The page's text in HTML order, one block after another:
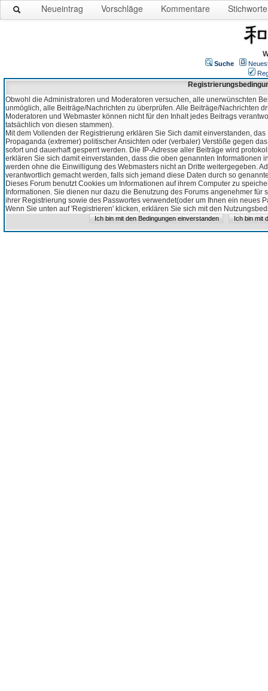
Neueintrag Vorschläge Kommentare Stichworte
Suche
Obwohl die Administratoren und Moderatoren versuchen, alle unerwünschten
unmöglich, alle Beiträge/Nachrichten zu überprüfen. Alle Beiträge/Nachrichten
Moderatoren und Webmaster können nicht für den Inhalt jedes Beitrags
tatsächlich von diesen stammen).
Mit dem Vollenden der Registrierung erklären Sie Sich damit einverstanden,
Propaganda (extremer) politischer Ansichten oder (verbaler) Verstöße gegen
sofort und dauerhaft gesperrt werden. Die IP-Adresse aller Beiträge wird
erklären Sie sich damit einverstanden, dass die oben genannten Informationen
werden ohne die Einwilligung des Webmasters nicht an Dritte weitergegeben.
verantwortlich gemacht werden, falls sich jemand diese Daten durch so
Dieses Forum benutzt Cookies um Informationen auf ihrem Computer zu
Informationen. Sie dienen nur dazu die Benutzung des Forums angenehmer
ihrer Registrierung sowie des Passwortes verwendet(oder um Ihnen ein neues
Wenn Sie unten auf 'Registrieren' klicken, erklären Sie sich mit den